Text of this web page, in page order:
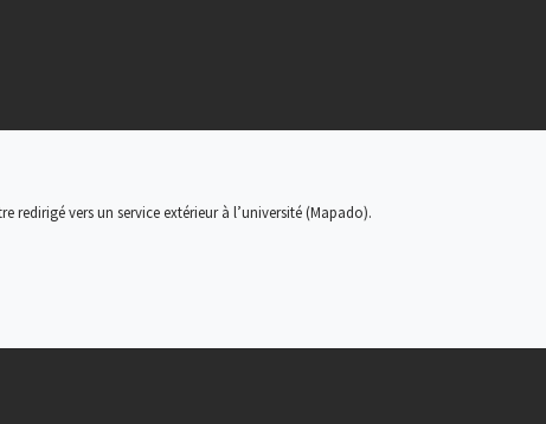
redirigé vers un service extérieur à l’université (Mapado).